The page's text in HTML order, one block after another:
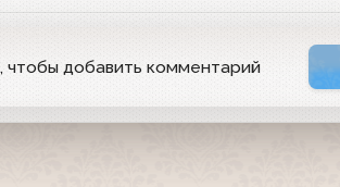
, чтобы добавить комментарий